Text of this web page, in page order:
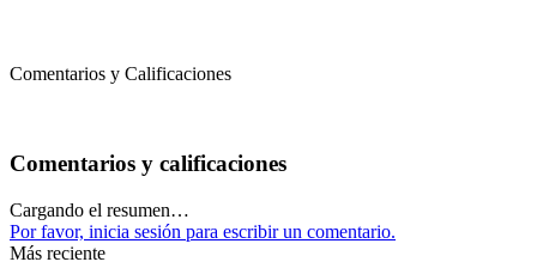
Comentarios y Calificaciones
Comentarios y calificaciones
Cargando el resumen…
Por favor, inicia sesión para escribir un comentario.
Más reciente